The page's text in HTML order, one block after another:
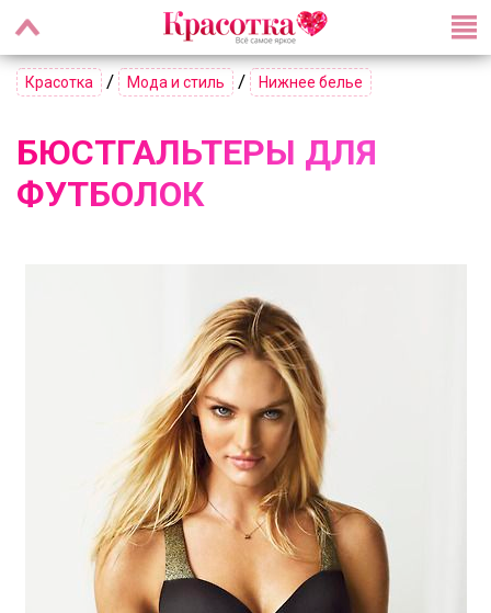
Красотка / Мода и стиль / Нижнее белье
БЮСТГАЛЬТЕРЫ ДЛЯ
ФУТБОЛОК